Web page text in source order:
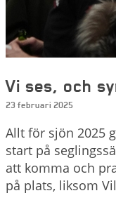
Vi ses, och
23 februari 2025
Allt för sjön 2025
start på
att komma och
på plats, liksom